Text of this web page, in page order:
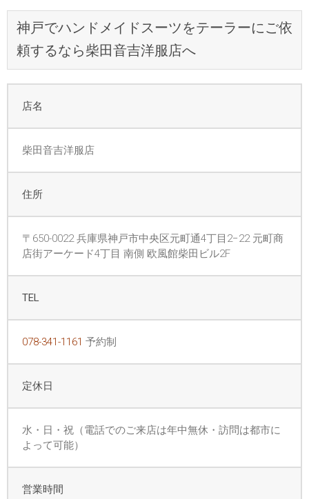
神戸でハンドメイドスーツをテーラーにご依
頼するなら柴田音吉洋服店へ
店名
柴田音吉洋服店
住所
〒650-0022 兵庫県神戸市中央区元町通4丁目2−22 元町商
店街アーケード4丁目 南側 欧風館柴田ビル2F
TEL
078-341-1161 予約制
定休日
水・日・祝（電話でのご来店は年中無休・訪問は都市に
よって可能）
営業時間